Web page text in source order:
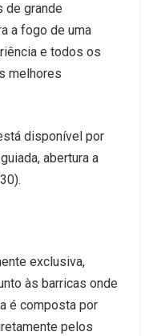
de grande
a fogo de uma
e todos os
melhores
disponível por
abertura a
exclusiva,
às barricas onde
é composta por
pelos